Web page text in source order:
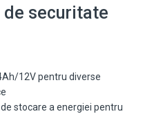
securitate
12V pentru diverse
stocare a energiei pentru